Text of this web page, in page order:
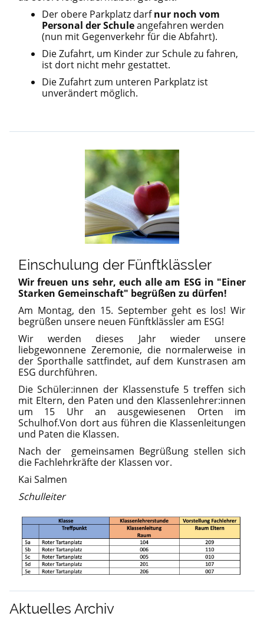
Der obere Parkplatz darfnur noch vom
Personal der Schuleangefahren werden
(nun mit Gegenverkehr für die Abfahrt).
Die Zufahrt, um Kinder zur Schule zu fahren,
ist dort nicht mehr gestattet.
Die Zufahrt zum unteren Parkplatz ist
unverändert möglich.
Einschulung der Fünftklässler
Wir freuen uns sehr, euch alle am ESG in "Einer
Starken Gemeinschaft" begrüßen zu dürfen!
Am Montag, den 15. September geht es los! Wir
begrüßen unsere neuen Fünftklässler am ESG!
Wir werden dieses Jahr wieder unsere
liebgewonnene Zeremonie, die normalerweise in
der Sporthalle sattfindet, auf dem Kunstrasen am
ESG durchführen.
Die Schüler:innen der Klassenstufe 5 treffen sich
mit Eltern, den Paten und den Klassenlehrer:innen
um 15 Uhr an ausgewiesenen Orten im
Schulhof.Von dort aus führen die Klassenleitungen
und Paten die Klassen.
Nach der gemeinsamen Begrüßung stellen sich
die Fachlehrkräfte der Klassen vor.
Kai Salmen
Schulleiter
Aktuelles Archiv